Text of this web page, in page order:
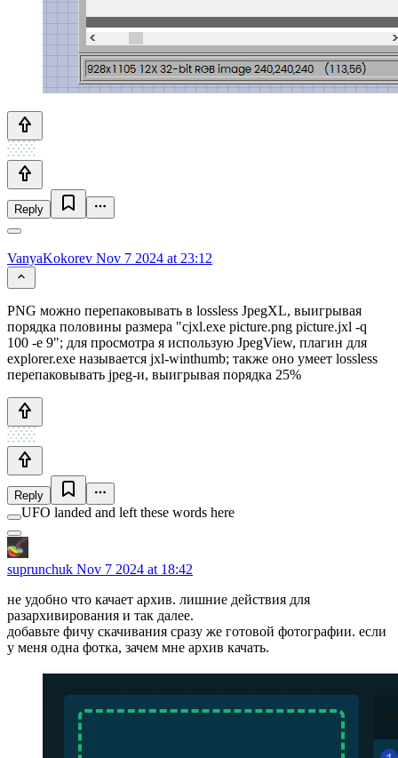
Reply
VanyaKokorev Nov 7 2024 at 23:12
PNG можно перепаковывать в lossless JpegXL, выигрывая
порядка половины размера "cjxl.exe picture.png picture.jxl -q
100 -e 9"; для просмотра я использую JpegView, плагин для
explorer.exe называется jxl-winthumb; также оно умеет lossless
перепаковывать jpeg-и, выигрывая порядка 25%
Reply
UFO landed and left these words here
suprunchuk Nov 7 2024 at 18:42
не удобно что качает архив. лишние действия для
разархивирования и так далее.
добавьте фичу скачивания сразу же готовой фотографии. если
у меня одна фотка, зачем мне архив качать.